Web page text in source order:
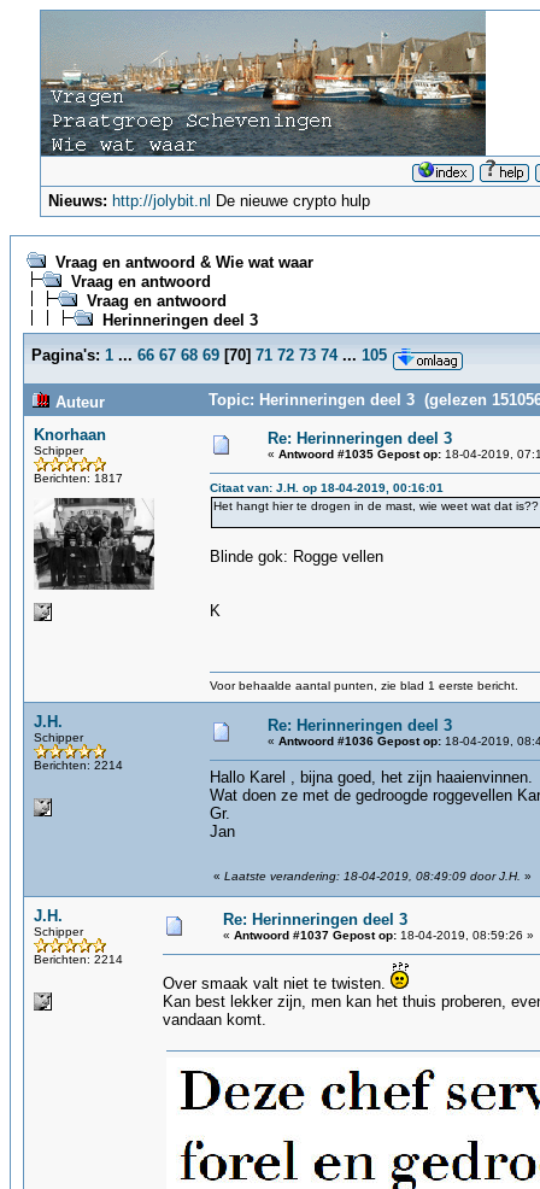
Nieuws: http://jolybit.nl De nieuwe crypto hulp
Vraag en antwoord & Wie wat waar
Vraag en antwoord
Vraag en antwoord
Herinneringen deel 3
Pagina's: 1 ... 66 67 68 69 [70] 71 72 73 74 ... 105
Auteur
Topic: Herinneringen deel 3 (gelezen
Knorhaan
Schipper
Berichten: 1817
Re: Herinneringen deel 3
« Antwoord #1035 Gepost op: 18-04-2019,
Citaat van: J.H. op 18-04-2019, 00:16:01
Het hangt hier te drogen in de mast, wie weet wat dat is??
Blinde gok: Rogge vellen
K
Voor behaalde aantal punten, zie blad 1 eerste bericht.
J.H.
Schipper
Berichten: 2214
Re: Herinneringen deel 3
« Antwoord #1036 Gepost op: 18-04-2019,
Hallo Karel , bijna goed, het zijn haaienvinnen.
Wat doen ze met de gedroogde roggevellen
Gr.
Jan
« Laatste verandering: 18-04-2019, 08:49:09 door J.H. »
J.H.
Schipper
Berichten: 2214
Re: Herinneringen deel 3
« Antwoord #1037 Gepost op: 18-04-2019, 08:59:26 »
Over smaak valt niet te twisten.
Kan best lekker zijn, men kan het thuis proberen,
vandaan komt.